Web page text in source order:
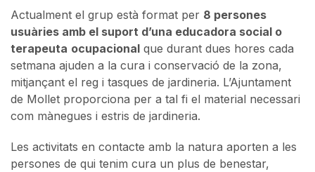
Actualment el grup està format per 8 persones
usuàries amb el suport d’una educadora social o
terapeuta ocupacional que durant dues hores cada
setmana ajuden a la cura i conservació de la zona,
mitjançant el reg i tasques de jardineria. L’Ajuntament
de Mollet proporciona per a tal fi el material necessari
com mànegues i estris de jardineria.
Les activitats en contacte amb la natura aporten a les
persones de qui tenim cura un plus de benestar,